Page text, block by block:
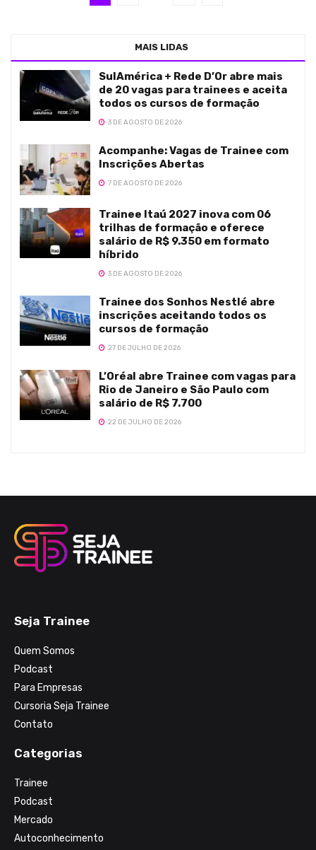
MAIS LIDAS
SulAmérica + Rede D’Or abre mais
de 20 vagas para trainees e aceita
todos os cursos de formação
3 DE AGOSTO DE 2026
Acompanhe: Vagas de Trainee com
Inscrições Abertas
7 DE AGOSTO DE 2026
Trainee Itaú 2027 inova com 06
trilhas de formação e oferece
salário de R$ 9.350 em formato
híbrido
3 DE AGOSTO DE 2026
Trainee dos Sonhos Nestlé abre
inscrições aceitando todos os
cursos de formação
27 DE JULHO DE 2026
L’Oréal abre Trainee com vagas para
Rio de Janeiro e São Paulo com
salário de R$ 7.700
22 DE JULHO DE 2026
Seja Trainee
Quem Somos
Podcast
Para Empresas
Cursoria Seja Trainee
Contato
Categorias
Trainee
Podcast
Mercado
Autoconhecimento